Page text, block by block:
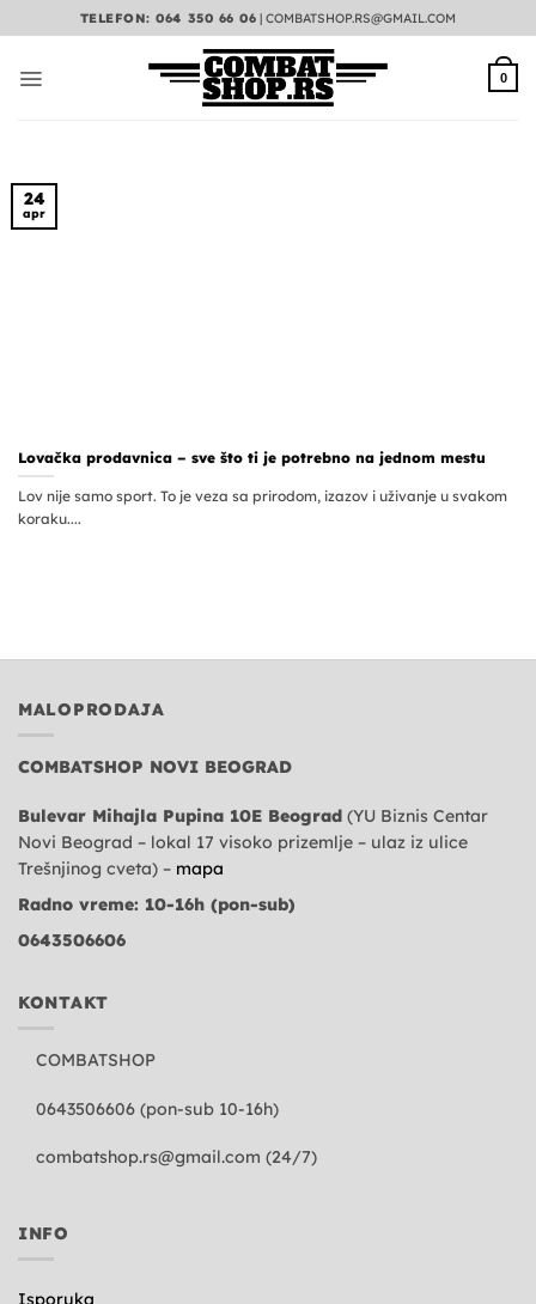
na
TELEFON: 064 350 66 06 |COMBATSHOP.RS@GMAIL.COM
0
Lovačka prodavnica – sve što ti je potrebno na jednom mestu
Lov nije samo sport. To je veza sa prirodom, izazov i uživanje u svakom
koraku....
24
apr
MALOPRODAJA
COMBATSHOP NOVI BEOGRAD
Bulevar Mihajla Pupina 10E Beograd (YU Biznis Centar
Novi Beograd – lokal 17 visoko prizemlje – ulaz iz ulice
Trešnjinog cveta) – mapa
Radno vreme: 10-16h (pon-sub)
0643506606
KONTAKT
COMBATSHOP
0643506606 (pon-sub 10-16h)
combatshop.rs@gmail.com (24/7)
INFO
Isporuka